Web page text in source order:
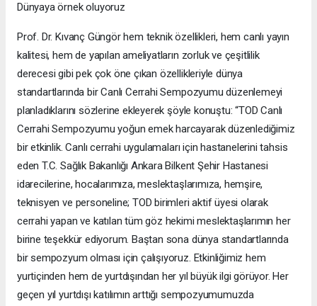
Dünyaya örnek oluyoruz
Prof. Dr. Kıvanç Güngör hem teknik özellikleri, hem canlı yayın
kalitesi, hem de yapılan ameliyatların zorluk ve çeşitlilik
derecesi gibi pek çok öne çıkan özellikleriyle dünya
standartlarında bir Canlı Cerrahi Sempozyumu düzenlemeyi
planladıklarını sözlerine ekleyerek şöyle konuştu: “TOD Canlı
Cerrahi Sempozyumu yoğun emek harcayarak düzenlediğimiz
bir etkinlik. Canlı cerrahi uygulamaları için hastanelerini tahsis
eden T.C. Sağlık Bakanlığı Ankara Bilkent Şehir Hastanesi
idarecilerine, hocalarımıza, meslektaşlarımıza, hemşire,
teknisyen ve personeline; TOD birimleri aktif üyesi olarak
cerrahi yapan ve katılan tüm göz hekimi meslektaşlarımın her
birine teşekkür ediyorum. Baştan sona dünya standartlarında
bir sempozyum olması için çalışıyoruz. Etkinliğimiz hem
yurtiçinden hem de yurtdışından her yıl büyük ilgi görüyor. Her
geçen yıl yurtdışı katılımın arttığı sempozyumumuzda